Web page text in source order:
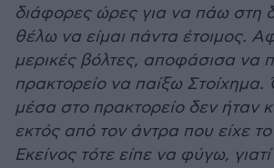
διάφορες ώρες για να πάω στη
θέλω να είμαι πάντα έτοιμος.
μερικές βόλτες, αποφάσισα να
πρακτορείο να παίξω
μέσα στο πρακτορείο δεν ήταν
εκτός από τον άντρα που είχε
Εκείνος τότε είπε να φύγω, γιατί